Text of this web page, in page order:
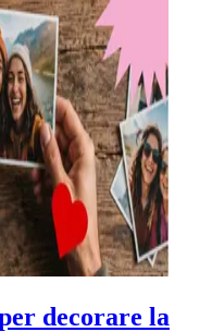
decorare la